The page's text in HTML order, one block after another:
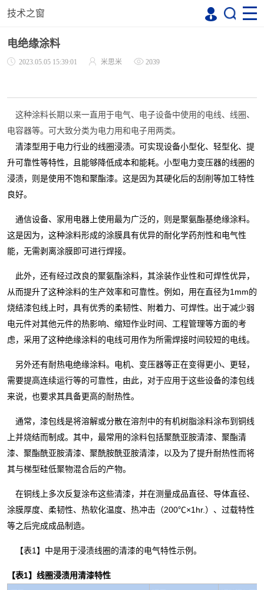
技术之窗
电绝缘涂料
2023.05.05 15:39:01 米思米 2039
这种涂料长期以来一直用于电气、电子设备中使用的电线、线圈、
电容器等。可大致分类为电力用和电子用两类。
清漆型用于电力行业的线圈浸渍。可实现设备小型化、轻型化、提
升可靠性等特性，且能够降低成本和能耗。小型电力变压器的线圈的
浸渍，则是使用不饱和聚酯漆。这是因为其硬化后的刮削等加工特性
良好。
通信设备、家用电器上使用最为广泛的，则是聚氨酯基绝缘涂料。
这是因为，这种涂料形成的涂膜具有优异的耐化学药剂性和电气性
能，无需剥离涂膜即可进行焊接。
此外，还有经过改良的聚氨酯涂料，其涂装作业性和可焊性优异，
从而提升了这种涂料的生产效率和可靠性。例如，用在直径为1mm的
烧结漆包线上时，具有优秀的柔韧性、附着力、可焊性。出于减少弱
电元件对其他元件的热影响、缩短作业时间、工程管理等方面的考
虑，采用了这种绝缘涂料的电线可用作为所需焊接时间较短的电线。
另外还有耐热电绝缘涂料。电机、变压器等正在变得更小、更轻，
需要提高连续运行等的可靠性，由此，对于应用于这些设备的漆包线
来说，也要求其具备更高的耐热性。
通常，漆包线是将溶解或分散在溶剂中的有机树脂涂料涂布到铜线
上并烧结而制成。其中，最常用的涂料包括聚酰亚胺清漆、聚酯清
漆、聚酯酰亚胺清漆、聚酰胺酰亚胺清漆，以及为了提升耐热性而将
其与梯型硅低聚物混合后的产物。
在铜线上多次反复涂布这些清漆，并在测量成品直径、导体直径、
涂膜厚度、柔韧性、热软化温度、热冲击（200℃×1hr.）、过载特性
等之后完成成品制造。
【表1】中是用于浸渍线圈的清漆的电气特性示例。
【表1】线圈浸渍用清漆特性